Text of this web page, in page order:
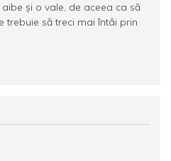
şi o vale, de aceea ca să
trebuie să treci mai întâi prin